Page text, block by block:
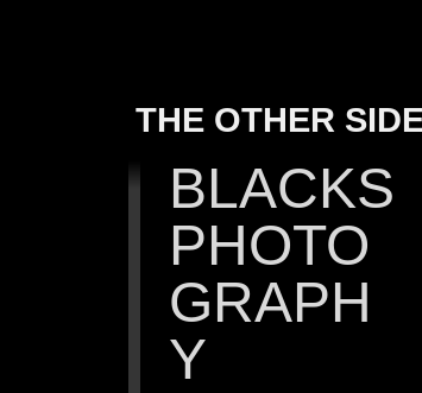
THE OTHER
BLACKS
PHOTO
GRAPH
Y